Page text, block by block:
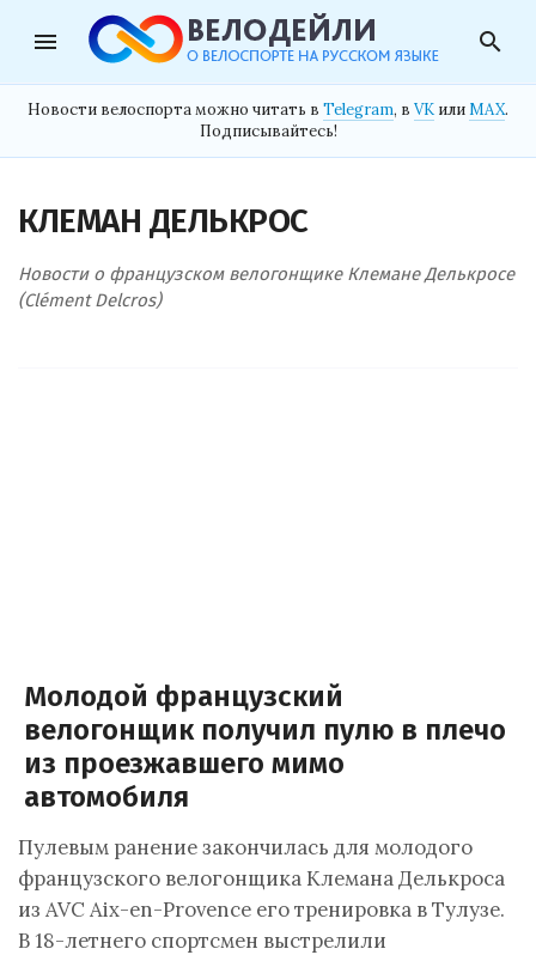
menu search
Новости велоспорта можно читать в Telegram, в VK илиMAX.
Подписывайтесь!
КЛЕМАН ДЕЛЬКРОС
Новости о французском велогонщике Клемане Делькросе
(Clément Delcros)
Молодой французский
велогонщик получил пулю в плечо
из проезжавшего мимо
автомобиля
Пулевым ранение закончилась для молодого
французского велогонщика Клемана Делькроса
из AVC Aix-en-Provence его тренировка в Тулузе.
В 18-летнего спортсмен выстрелили